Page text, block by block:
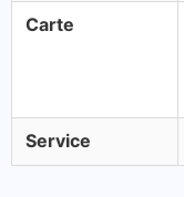
Carte
Service